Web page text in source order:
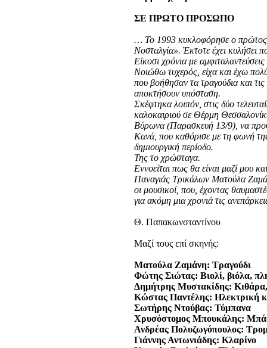
ΣΕ ΠΡΩΤΟ ΠΡΟΣΩΠΟ
… Το 1993 κυκλοφόρησε ο πρώτος
Νοσταλγία». Έκτοτε έχει κυλήσει
Είκοσι χρόνια με
Νοιώθω τυχερός, είχα και έχω
που βοήθησαν τα τραγούδια και
αποκτήσουν υπόσταση.
Σκέφτηκα λοιπόν, στις δύο
καλοκαιριού σε Θέρμη
Βύρωνα (Παρασκευή 13/9), να
Κανά, που καθόρισε με τη φωνή
δημιουργική περίοδο.
Της το χρώσταγα.
Εννοείται πως θα είναι μαζί μου
Παναγιάς Τρικάλων Ματούλα
οι μουσικοί, που, έχοντας
για ακόμη μια χρονιά τις
Θ. Παπακωνσταντίνου
Μαζί τους επί σκηνής:
Ματούλα Ζαμάνη: Τραγούδι
Φώτης Σιώτας: Βιολί, βιόλα,
Δημήτρης Μυστακίδης:
Κώστας Παντέλης: Ηλεκτρική
Σωτήρης Ντούβας: Τύμπανα
Χρυσόστομος Μπουκάλης:
Ανδρέας Πολυζωγόπουλος:
Γιάννης Αντωνιάδης: Κλαρίνο